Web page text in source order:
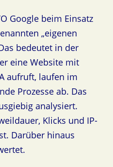
Google beim Einsatz
„eigenen
bedeutet in der
eine Website mit
aufruft, laufen im
Prozesse ab. Das
analysiert.
Klicks und IP-
Darüber hinaus